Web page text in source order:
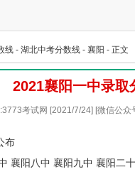
线 - 湖北中考分数线 - 襄阳 - 正文
2021襄阳一中录取
考试网 [2021/7/24] [微信公众
布
襄阳八中 襄阳九中 襄阳二